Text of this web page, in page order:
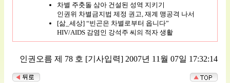
차별 주춧돌 삼아 건설된 성역 지키기
인권위 차별금지법 제정 권고, 재계 맹공격 나서
[삶_세상] “빈곤은 차별로부터 옵니다”
HIV/AIDS 감염인 강석주 씨의 적자 생활
인권오름 제 78 호 [기사입력] 2007년 11월 07일 17:32:14